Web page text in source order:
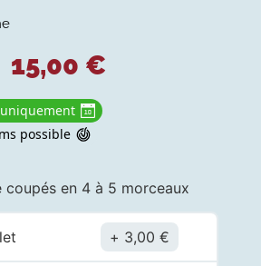
15,00 €
possible
coupés en 4 à 5 morceaux
3,00€